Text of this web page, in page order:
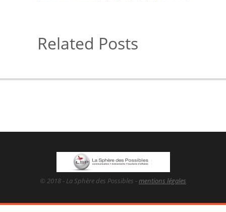
Related Posts
© 2018 - La Sphère des Possibles -mentions légales